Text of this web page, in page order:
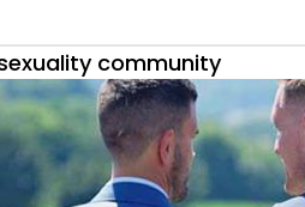
community